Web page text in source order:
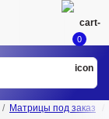
0
Матрицы под заказ